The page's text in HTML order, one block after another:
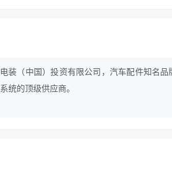
电装（中国）投资有限公司，汽车配件知名
系统的顶级供应商。